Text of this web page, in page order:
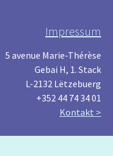
Impressum
5 avenue Marie-Thérèse
Gebai H, 1. Stack
L-2132 Lëtzebuerg
+352 44 74 34 01
Kontakt >